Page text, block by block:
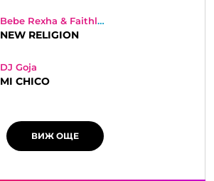
Bebe Rexha & Faithless
NEW RELIGION
DJ Goja
MI CHICO
ВИЖ ОЩЕ